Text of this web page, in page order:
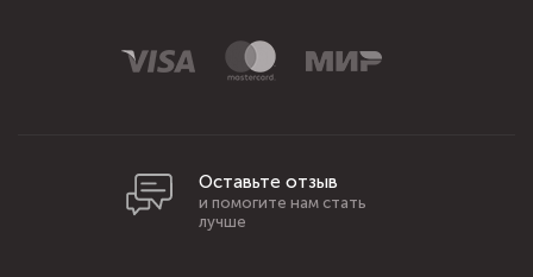
Оставьте отзыв
и помогите нам стать
лучше